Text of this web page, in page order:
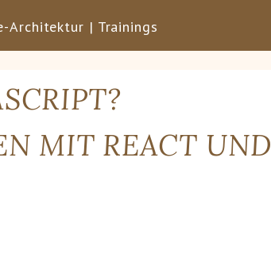
Architektur | Trainings
MIT REACT UND